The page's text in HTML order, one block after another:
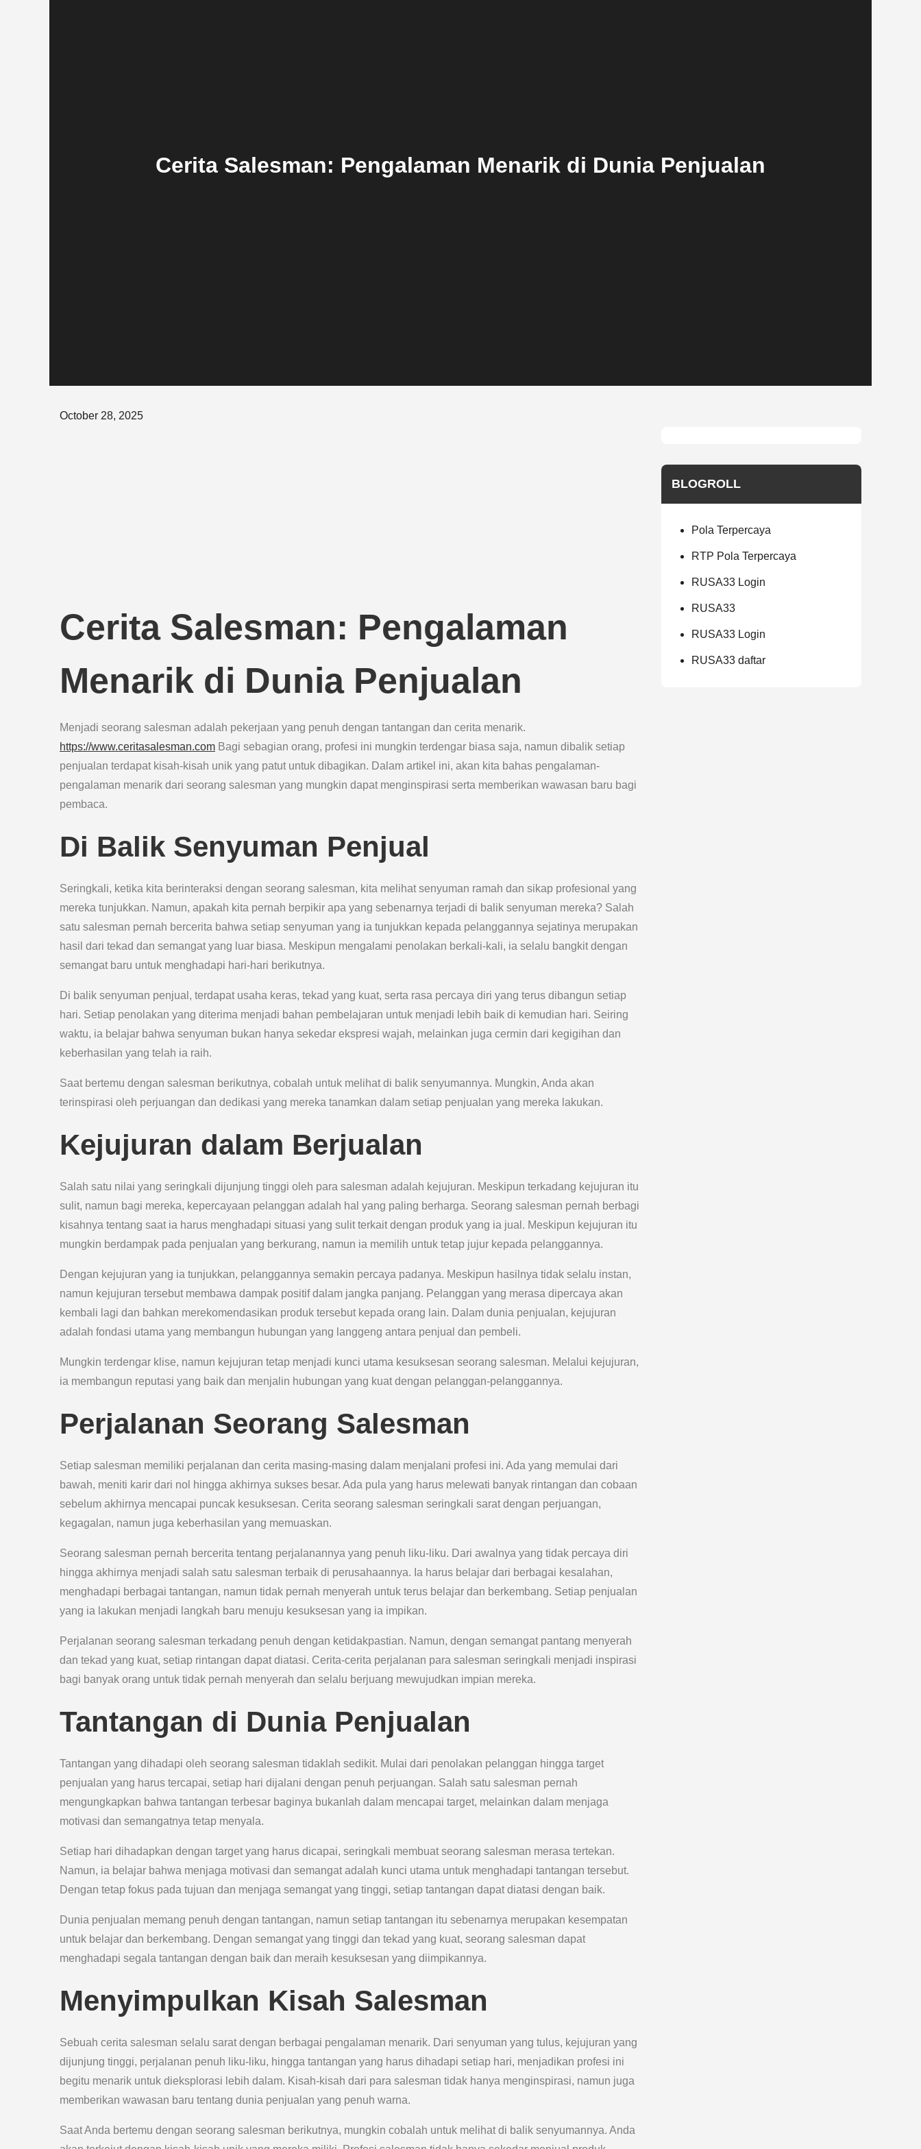
Cerita Salesman: Pengalaman Menarik di Dunia Penjualan
Posted
October 28, 2025
Cerita Salesman: Pengalaman
Menarik di Dunia Penjualan
Menjadi seorang salesman adalah pekerjaan yang penuh dengan tantangan dan cerita menarik.
https://www.ceritasalesman.com Bagi sebagian orang, profesi ini mungkin terdengar biasa saja, namun dibalik setiap
penjualan terdapat kisah-kisah unik yang patut untuk dibagikan. Dalam artikel ini, akan kita bahas pengalaman-
pengalaman menarik dari seorang salesman yang mungkin dapat menginspirasi serta memberikan wawasan baru bagi
pembaca.
Di Balik Senyuman Penjual
Seringkali, ketika kita berinteraksi dengan seorang salesman, kita melihat senyuman ramah dan sikap profesional yang
mereka tunjukkan. Namun, apakah kita pernah berpikir apa yang sebenarnya terjadi di balik senyuman mereka? Salah
satu salesman pernah bercerita bahwa setiap senyuman yang ia tunjukkan kepada pelanggannya sejatinya merupakan
hasil dari tekad dan semangat yang luar biasa. Meskipun mengalami penolakan berkali-kali, ia selalu bangkit dengan
semangat baru untuk menghadapi hari-hari berikutnya.
Di balik senyuman penjual, terdapat usaha keras, tekad yang kuat, serta rasa percaya diri yang terus dibangun setiap
hari. Setiap penolakan yang diterima menjadi bahan pembelajaran untuk menjadi lebih baik di kemudian hari. Seiring
waktu, ia belajar bahwa senyuman bukan hanya sekedar ekspresi wajah, melainkan juga cermin dari kegigihan dan
keberhasilan yang telah ia raih.
Saat bertemu dengan salesman berikutnya, cobalah untuk melihat di balik senyumannya. Mungkin, Anda akan
terinspirasi oleh perjuangan dan dedikasi yang mereka tanamkan dalam setiap penjualan yang mereka lakukan.
Kejujuran dalam Berjualan
Salah satu nilai yang seringkali dijunjung tinggi oleh para salesman adalah kejujuran. Meskipun terkadang kejujuran itu
sulit, namun bagi mereka, kepercayaan pelanggan adalah hal yang paling berharga. Seorang salesman pernah berbagi
kisahnya tentang saat ia harus menghadapi situasi yang sulit terkait dengan produk yang ia jual. Meskipun kejujuran itu
mungkin berdampak pada penjualan yang berkurang, namun ia memilih untuk tetap jujur kepada pelanggannya.
Dengan kejujuran yang ia tunjukkan, pelanggannya semakin percaya padanya. Meskipun hasilnya tidak selalu instan,
namun kejujuran tersebut membawa dampak positif dalam jangka panjang. Pelanggan yang merasa dipercaya akan
kembali lagi dan bahkan merekomendasikan produk tersebut kepada orang lain. Dalam dunia penjualan, kejujuran
adalah fondasi utama yang membangun hubungan yang langgeng antara penjual dan pembeli.
Mungkin terdengar klise, namun kejujuran tetap menjadi kunci utama kesuksesan seorang salesman. Melalui kejujuran,
ia membangun reputasi yang baik dan menjalin hubungan yang kuat dengan pelanggan-pelanggannya.
Perjalanan Seorang Salesman
Setiap salesman memiliki perjalanan dan cerita masing-masing dalam menjalani profesi ini. Ada yang memulai dari
bawah, meniti karir dari nol hingga akhirnya sukses besar. Ada pula yang harus melewati banyak rintangan dan cobaan
sebelum akhirnya mencapai puncak kesuksesan. Cerita seorang salesman seringkali sarat dengan perjuangan,
kegagalan, namun juga keberhasilan yang memuaskan.
Seorang salesman pernah bercerita tentang perjalanannya yang penuh liku-liku. Dari awalnya yang tidak percaya diri
hingga akhirnya menjadi salah satu salesman terbaik di perusahaannya. Ia harus belajar dari berbagai kesalahan,
menghadapi berbagai tantangan, namun tidak pernah menyerah untuk terus belajar dan berkembang. Setiap penjualan
yang ia lakukan menjadi langkah baru menuju kesuksesan yang ia impikan.
Perjalanan seorang salesman terkadang penuh dengan ketidakpastian. Namun, dengan semangat pantang menyerah
dan tekad yang kuat, setiap rintangan dapat diatasi. Cerita-cerita perjalanan para salesman seringkali menjadi inspirasi
bagi banyak orang untuk tidak pernah menyerah dan selalu berjuang mewujudkan impian mereka.
Tantangan di Dunia Penjualan
Tantangan yang dihadapi oleh seorang salesman tidaklah sedikit. Mulai dari penolakan pelanggan hingga target
penjualan yang harus tercapai, setiap hari dijalani dengan penuh perjuangan. Salah satu salesman pernah
mengungkapkan bahwa tantangan terbesar baginya bukanlah dalam mencapai target, melainkan dalam menjaga
motivasi dan semangatnya tetap menyala.
Setiap hari dihadapkan dengan target yang harus dicapai, seringkali membuat seorang salesman merasa tertekan.
Namun, ia belajar bahwa menjaga motivasi dan semangat adalah kunci utama untuk menghadapi tantangan tersebut.
Dengan tetap fokus pada tujuan dan menjaga semangat yang tinggi, setiap tantangan dapat diatasi dengan baik.
Dunia penjualan memang penuh dengan tantangan, namun setiap tantangan itu sebenarnya merupakan kesempatan
untuk belajar dan berkembang. Dengan semangat yang tinggi dan tekad yang kuat, seorang salesman dapat
menghadapi segala tantangan dengan baik dan meraih kesuksesan yang diimpikannya.
Menyimpulkan Kisah Salesman
Sebuah cerita salesman selalu sarat dengan berbagai pengalaman menarik. Dari senyuman yang tulus, kejujuran yang
dijunjung tinggi, perjalanan penuh liku-liku, hingga tantangan yang harus dihadapi setiap hari, menjadikan profesi ini
begitu menarik untuk dieksplorasi lebih dalam. Kisah-kisah dari para salesman tidak hanya menginspirasi, namun juga
memberikan wawasan baru tentang dunia penjualan yang penuh warna.
Saat Anda bertemu dengan seorang salesman berikutnya, mungkin cobalah untuk melihat di balik senyumannya. Anda
BLOGROLL
Pola Terpercaya
RTP Pola Terpercaya
RUSA33 Login
RUSA33
RUSA33 Login
RUSA33 daftar